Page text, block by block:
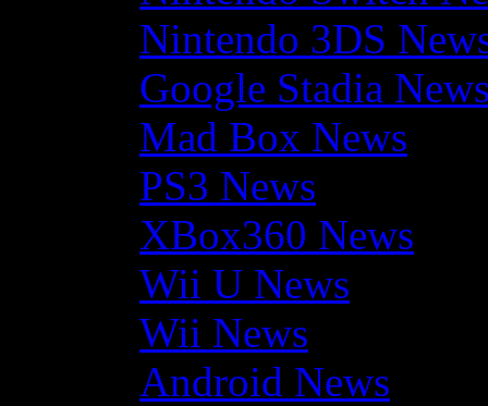
Nintendo 3DS
Google Stadia
Mad Box News
PS3 News
XBox360 News
Wii U News
Wii News
Android News